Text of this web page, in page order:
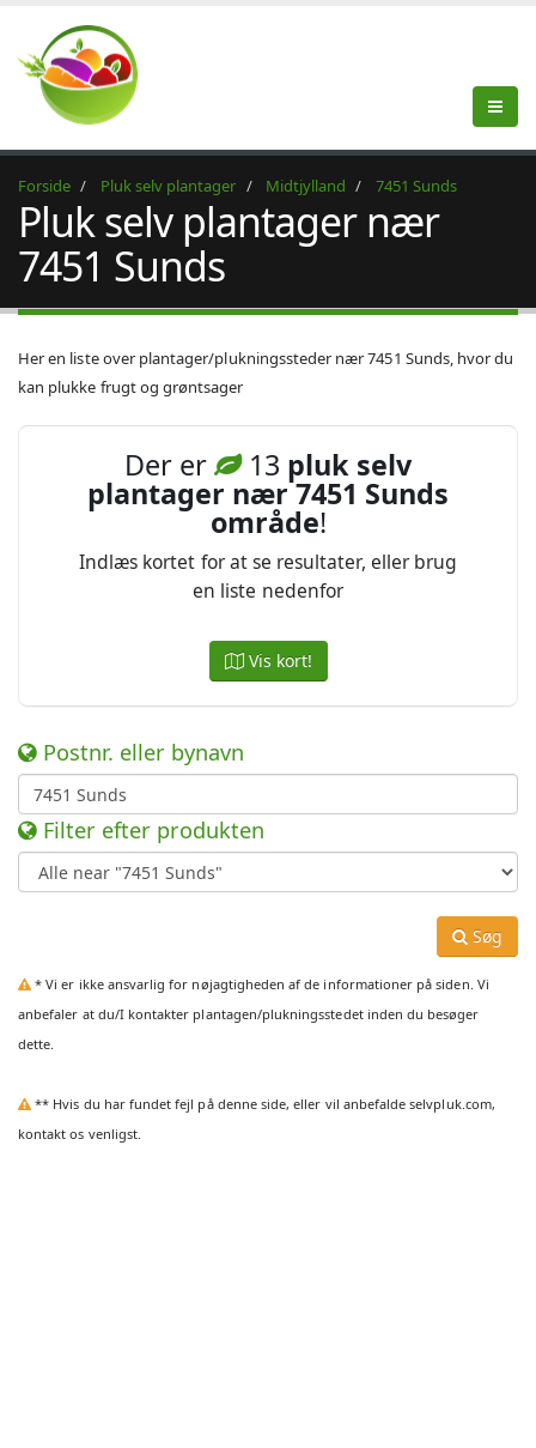
Forside Pluk selv plantager Midtjylland 7451 Sunds
Pluk selv plantager nær
7451 Sunds
Her en liste over plantager/plukningssteder nær 7451 Sunds, hvor du
kan plukke frugt og grøntsager
Der er 13 pluk selv
plantager nær 7451 Sunds
område!
Indlæs kortet for at se resultater, eller brug
en liste nedenfor
Vis kort!
Postnr. eller bynavn
Filter efter produkten
Søg
* Vi er ikke ansvarlig for nøjagtigheden af de informationer på siden. Vi
anbefaler at du/I kontakter plantagen/plukningsstedet inden du besøger
dette.
** Hvis du har fundet fejl på denne side, eller vil anbefalde selvpluk.com,
kontakt os venligst.